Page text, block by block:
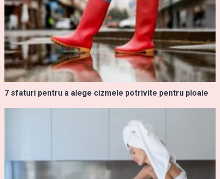
7 sfaturi pentru a alege cizmele potrivite pentru ploaie